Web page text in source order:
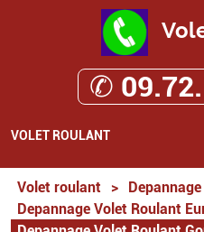
✆
VOLET ROULANT
Volet roulant >
Depannage Volet Roulant